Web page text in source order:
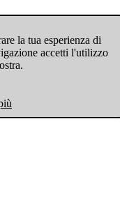
la tua esperienza di
accetti l'utilizzo